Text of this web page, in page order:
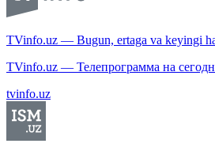
TVinfo.uz — Bugun, ertaga va keyingi
TVinfo.uz — Телепрограмма на
tvinfo.uz